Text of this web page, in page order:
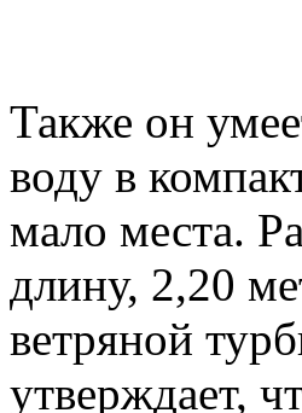
Также он
воду в
мало места.
длину, 2,20
ветряной
утверждает,